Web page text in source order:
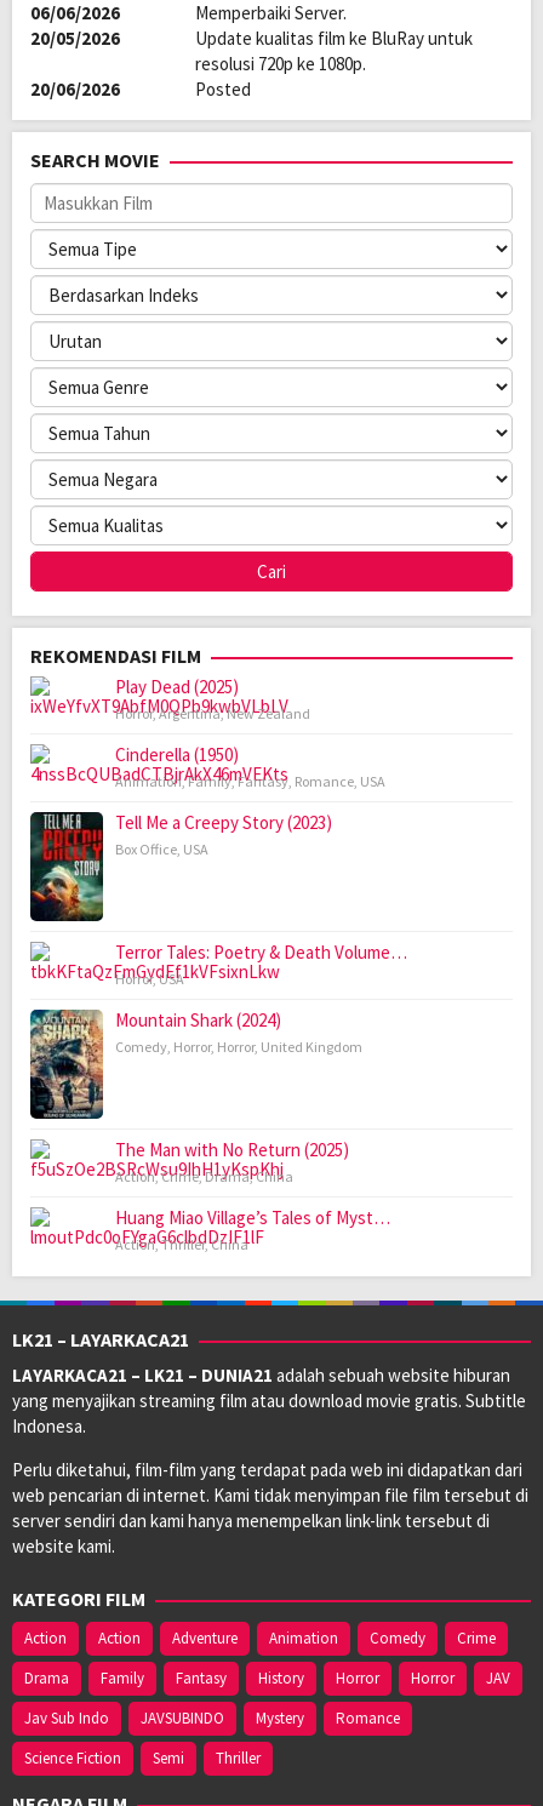
06/06/2026
Memperbaiki Server.
20/05/2026
Update kualitas film ke BluRay untuk
resolusi 720p ke 1080p.
20/06/2026
Posted
SEARCH MOVIE
REKOMENDASI FILM
Play Dead (2025)
Horror,Argentina,New Zealand
Cinderella (1950)
Animation,Family,Fantasy, Romance, USA
Tell Me a Creepy Story (2023)
Box Office, USA
Terror Tales: Poetry & Death Volume…
Horror,USA
Mountain Shark (2024)
Comedy, Horror, Horror, United Kingdom
The Man with No Return (2025)
Action,Crime,Drama,China
Huang Miao Village’s Tales of Myst…
Action,Thriller,China
LK21 – LAYARKACA21
LAYARKACA21 – LK21 – DUNIA21 adalah sebuah website hiburan
yang menyajikan streaming film atau download movie gratis. Subtitle
Indonesa.
Perlu diketahui, film-film yang terdapat pada web ini didapatkan dari
web pencarian di internet. Kami tidak menyimpan file film tersebut di
server sendiri dan kami hanya menempelkan link-link tersebut di
website kami.
KATEGORI FILM
Action Action Adventure Animation Comedy
Crime
Drama
Family Fantasy History Horror Horror
JAV
Jav Sub Indo
JAVSUBINDO Mystery
Romance
Science Fiction
Semi Thriller